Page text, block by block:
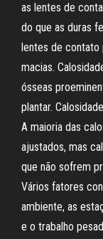
as lentes de
do que as duras
lentes de contato
macias.
ósseas
plantar.
A maioria das
ajustados, mas
que não sofrem
Vários fatores
ambiente, as
e o trabalho